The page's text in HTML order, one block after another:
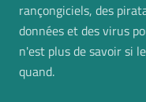
rançongiciels, des
données et des virus
n'est plus de savoir si
quand.